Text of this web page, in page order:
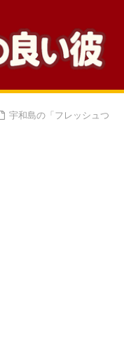
宇和島の「フレッシュつ